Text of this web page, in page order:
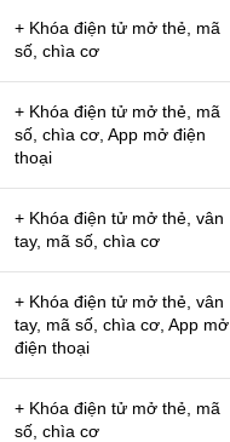
+ Khóa điện tử mở thẻ, mã
số, chìa cơ
+ Khóa điện tử mở thẻ, mã
số, chìa cơ, App mở điện
thoại
+ Khóa điện tử mở thẻ, vân
tay, mã số, chìa cơ
+ Khóa điện tử mở thẻ, vân
tay, mã số, chìa cơ, App mở
điện thoại
+ Khóa điện tử mở thẻ, mã
số, chìa cơ